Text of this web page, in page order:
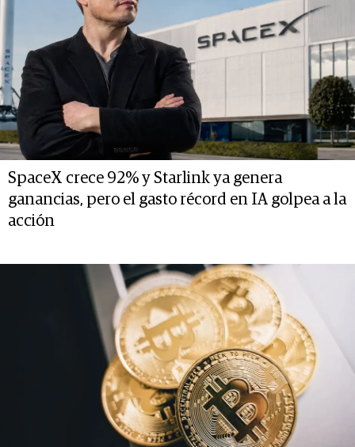
SpaceX crece 92% y Starlink ya genera
ganancias, pero el gasto récord en IA golpea a la
acción